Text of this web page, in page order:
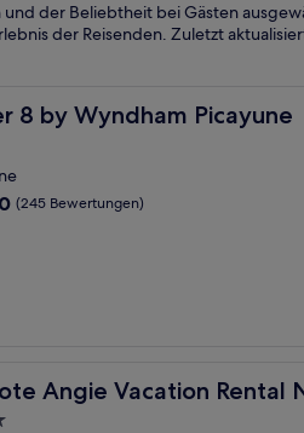
der Beliebtheit bei Gästen
der Reisenden. Zuletzt
8 by Wyndham Picayune
8 by Wyndham Picayune
(245 Bewertungen)
Angie Vacation Rental
Angie Vacation Rental Near